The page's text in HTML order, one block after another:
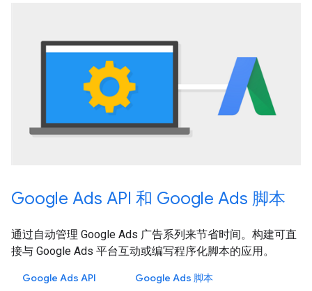
Google Ads API 和 Google Ads 脚本
通过自动管理 Google Ads 广告系列来节省时间。构建可直
接与 Google Ads 平台互动或编写程序化脚本的应用。
Google Ads API Google Ads 脚本